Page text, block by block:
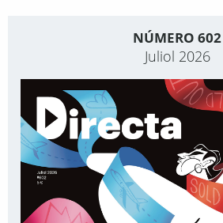
NÚMERO 602
Juliol 2026